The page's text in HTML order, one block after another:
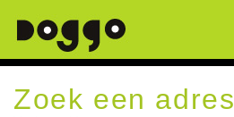
Zoek een adres